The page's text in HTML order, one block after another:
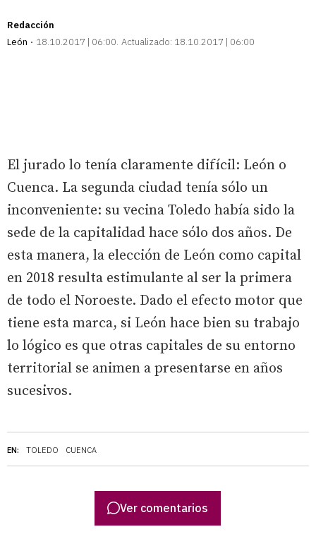
Redacción
León
18.10.2017 | 06:00 Actualizado: 18.10.2017 | 06:00
EN: TOLEDO CUENCA
El jurado lo tenía claramente difícil: León o
Cuenca. La segunda ciudad tenía sólo un
inconveniente: su vecina Toledo había sido la
sede de la capitalidad hace sólo dos años. De
esta manera, la elección de León como capital
en 2018 resulta estimulante al ser la primera
de todo el Noroeste. Dado el efecto motor que
tiene esta marca, si León hace bien su trabajo
lo lógico es que otras capitales de su entorno
territorial se animen a presentarse en años
sucesivos.
Ver comentarios